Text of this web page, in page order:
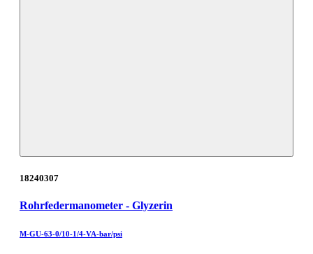
18240307
Rohrfedermanometer - Glyzerin
M-GU-63-0/10-1/4-VA-bar/psi